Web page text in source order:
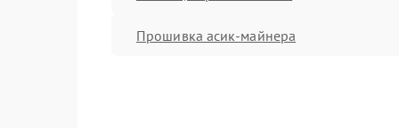
Прошивка асик-майнера